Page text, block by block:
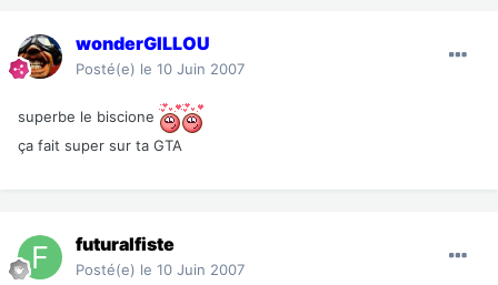
wonderGILLOU
Posté(e) le 10 Juin 2007
superbe le biscione
ça fait super sur ta GTA
futuralfiste
Posté(e) le 10 Juin 2007